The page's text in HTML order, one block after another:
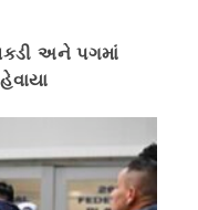
અને પગમાં